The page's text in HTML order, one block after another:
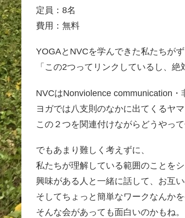
定員：8名
費用：無料
YOGAとNVCを学んできた私たちが
「この2つってリンクしているし、絶
NVCはNonviolence communication・
ヨガでは八支則のなかに出てくるヤ
この２つを関連付けながらどうやっ
でもあまり難しく考えずに、
私たちが理解している範囲のことをシ
興味がある人と一緒に話して、お互
そしてちょっと簡単なワークなんかを
そんな会があっても面白いのかもね。